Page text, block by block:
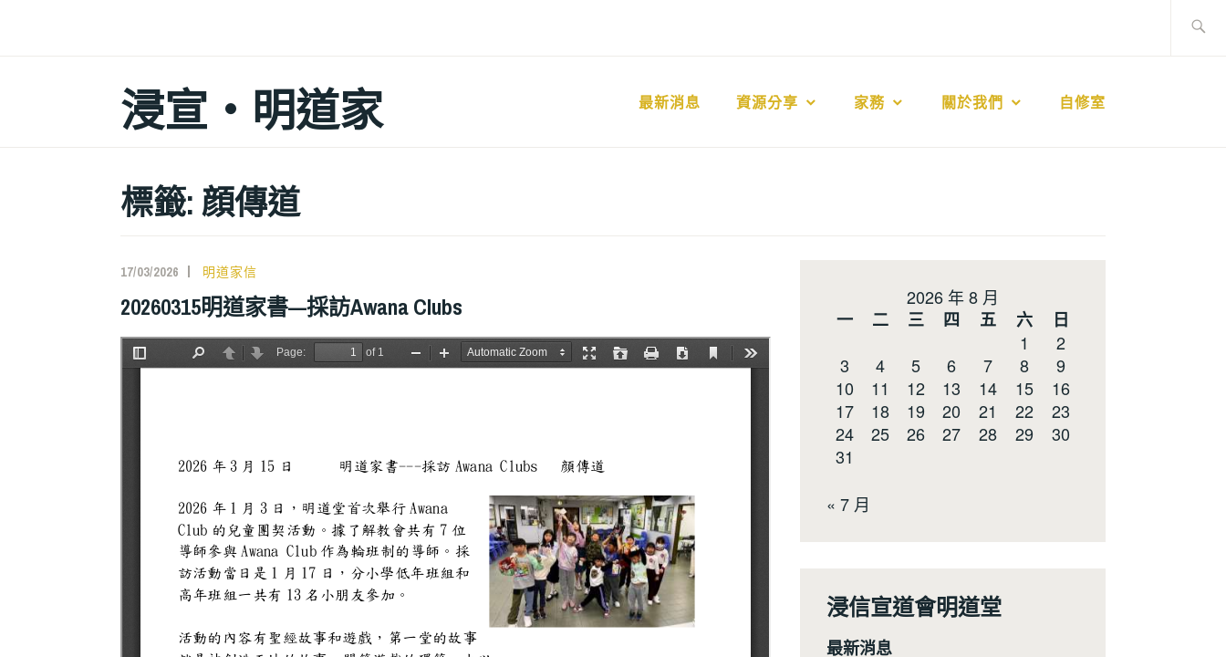
浸宣‧明道家 最新消息 資源分享 家務 關於我們 自修室
標籤: 顔傳道
17/03/2026 明道家信
20260315明道家書—採訪Awana Clubs
2026 年 8 月
一
二 三 四 五 六
日
1
2
3
4 5 6 7 8
9
10
11 12 13 14 15
16
17
18 19 20 21 22
23
24
25 26 27 28 29
30
31
« 7 月
浸信宣道會明道堂
最新消息